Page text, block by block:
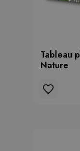
Tableau
Nature